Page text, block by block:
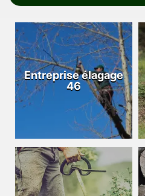
Entreprise élagage
46